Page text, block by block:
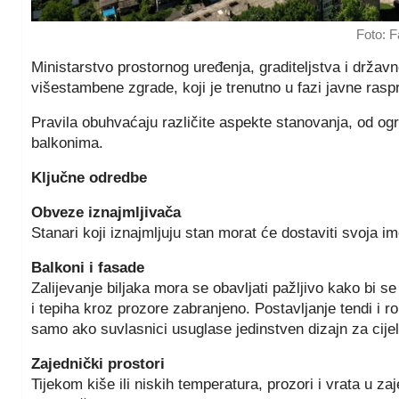
Foto:
Ministarstvo prostornog uređenja, graditeljstva i
višestambene zgrade, koji je trenutno u fazi javne
Pravila obuhvaćaju različite aspekte stanovanja, od
balkonima.
Ključne odredbe
Obveze iznajmljivača
Stanari koji iznajmljuju stan morat će dostaviti svoja
Balkoni i fasade
Zalijevanje biljaka mora se obavljati pažljivo kako bi
i tepiha kroz prozore zabranjeno. Postavljanje tendi i
samo ako suvlasnici usuglase jedinstven dizajn za
Zajednički prostori
Tijekom kiše ili niskih temperatura, prozori i vrata u